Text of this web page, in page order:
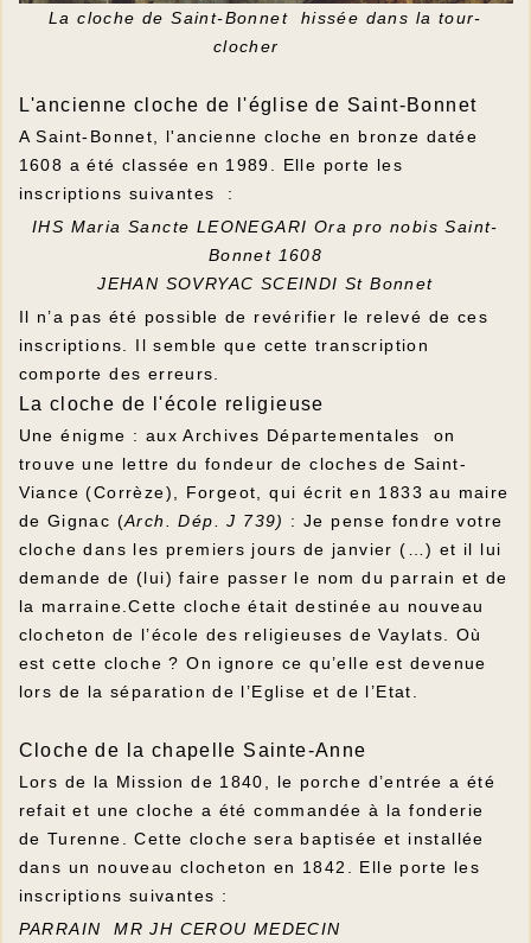
La cloche de Saint-Bonnet hissée dans la tour-
clocher
L'ancienne cloche de l'église de Saint-Bonnet
A Saint-Bonnet, l'ancienne cloche en bronze datée
1608 a été classée en 1989. Elle porte les
inscriptions suivantes :
IHS Maria Sancte LEONEGARI Ora pro nobis Saint-
Bonnet 1608
JEHAN SOVRYAC SCEINDI St Bonnet
Il n’a pas été possible de revérifier le relevé de ces
inscriptions. Il semble que cette transcription
comporte des erreurs.
La cloche de l'école religieuse
Une énigme : aux Archives Départementales on
trouve une lettre du fondeur de cloches de Saint-
Viance (Corrèze), Forgeot, qui écrit en 1833 au maire
de Gignac (Arch. Dép. J 739) : Je pense fondre votre
cloche dans les premiers jours de janvier (…) et il lui
demande de (lui) faire passer le nom du parrain et de
la marraine.Cette cloche était destinée au nouveau
clocheton de l’école des religieuses de Vaylats. Où
est cette cloche ? On ignore ce qu’elle est devenue
lors de la séparation de l’Eglise et de l’Etat.
Cloche de la chapelle Sainte-Anne
Lors de la Mission de 1840, le porche d’entrée a été
refait et une cloche a été commandée à la fonderie
de Turenne. Cette cloche sera baptisée et installée
dans un nouveau clocheton en 1842. Elle porte les
inscriptions suivantes :
PARRAIN MR JH CEROU MEDECIN